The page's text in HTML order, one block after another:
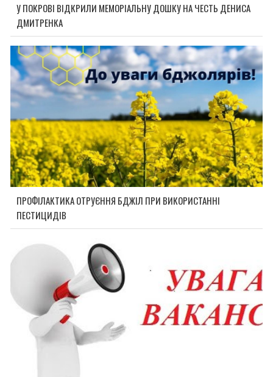
У ПОКРОВІ ВІДКРИЛИ МЕМОРІАЛЬНУ ДОШКУ НА ЧЕСТЬ ДЕНИСА
ДМИТРЕНКА
ПРОФІЛАКТИКА ОТРУЄННЯ БДЖІЛ ПРИ ВИКОРИСТАННІ
ПЕСТИЦИДІВ